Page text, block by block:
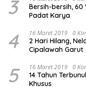
3
Bersih-bersih,
Padat Karya
4 16 Maret 2019 0
2 Hari Hilang,
Cipalawah Garut
5 16 Maret 2019 0
14 Tahun
Khusus